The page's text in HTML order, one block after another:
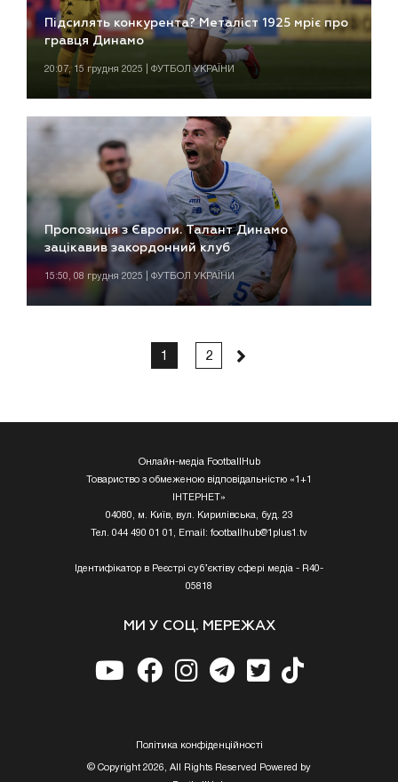
Підсилять конкурента? Металіст 1925 мріє про
гравця Динамо
20:07, 15 грудня 2025 | ФУТБОЛ УКРАЇНИ
Пропозиція з Європи. Талант Динамо
зацікавив закордонний клуб
15:50, 08 грудня 2025 | ФУТБОЛ УКРАЇНИ
1 2
Онлайн-медіа FootballHub
Товариство з обмеженою відповідальністю «1+1
ІНТЕРНЕТ»
04080, м. Київ, вул. Кирилівська, буд. 23
Тел. 044 490 01 01, Email: footballhub@1plus1.tv
Ідентифікатор в Реєстрі суб’єктіву сфері медіа - R40-
05818
МИ У СОЦ. МЕРЕЖАХ
Полiтика конфiденцiйностi
© Copyright 2026, All Rights Reserved Powered by